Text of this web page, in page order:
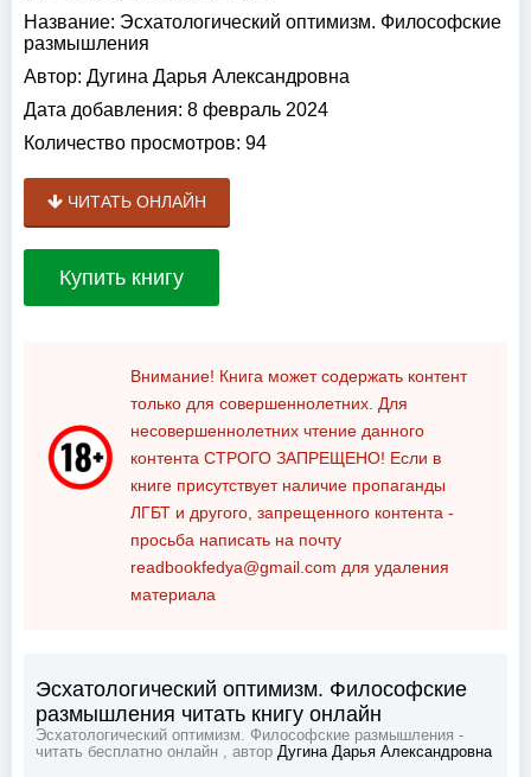
Название: Эсхатологический оптимизм. Философские
размышления
Автор: Дугина Дарья Александровна
Дата добавления: 8 февраль 2024
Количество просмотров: 94
ЧИТАТЬ ОНЛАЙН
Купить книгу
Внимание! Книга может содержать контент
только для совершеннолетних. Для
несовершеннолетних чтение данного
контента СТРОГО ЗАПРЕЩЕНО! Если в
книге присутствует наличие пропаганды
ЛГБТ и другого, запрещенного контента -
просьба написать на почту
readbookfedya@gmail.com для удаления
материала
Эсхатологический оптимизм. Философские
размышления читать книгу онлайн
Эсхатологический оптимизм. Философские размышления -
читать бесплатно онлайн , автор Дугина Дарья Александровна